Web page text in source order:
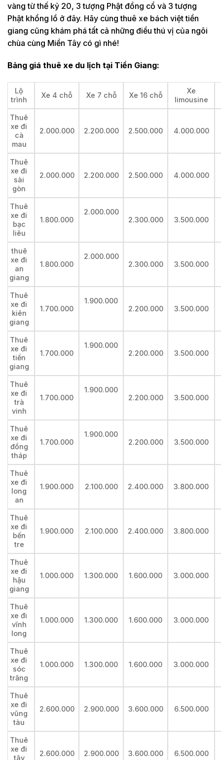
vàng từ thế kỷ 20, 3 tượng Phật đồng cổ và 3 tượng
Phật khổng lồ ở đây. Hãy cùng thuê xe bách việt tiền
giang cũng khám phá tất cả những điều thú vị của ngôi
chùa cùng Miền Tây có gì nhé!
Bảng giá thuê xe du lịch tại Tiền Giang:
Lộ
trình
Xe 4 chỗ Xe 7 chỗ Xe 16 chỗ
Xe
limousine
Thuê
xe đi
cà
mau
2.000.000 2.200.000 2.500.000 4.000.000
Thuê
xe đi
sài
gòn
2.000.000 2.200.000 2.500.000 4.000.000
Thuê
xe đi
bạc
liêu
1.800.000
2.000.000
2.300.000
3.500.000
thuê
xe đi
an
giang
1.800.000
2.000.000
2.300.000
3.500.000
Thuê
xe đi
kiên
giang
1.700.000
1.900.000
2.200.000
3.500.000
Thuê
xe đi
tiền
giang
1.700.000
1.900.000
2.200.000
3.500.000
Thuê
xe đi
trà
vinh
1.700.000
1.900.000
2.200.000
3.500.000
Thuê
xe đi
đồng
tháp
1.700.000
1.900.000
2.200.000
3.500.000
Thuê
xe đi
long
an
1.900.000 2.100.000 2.400.000 3.800.000
Thuê
xe đi
bến
tre
1.900.000 2.100.000 2.400.000 3.800.000
Thuê
xe đi
hậu
giang
1.000.000 1.300.000 1.600.000 3.000.000
Thuê
xe đi
vĩnh
long
1.000.000 1.300.000 1.600.000 3.000.000
Thuê
xe đi
sóc
trăng
1.000.000 1.300.000 1.600.000 3.000.000
Thuê
xe đi
vũng
tàu
2.600.000 2.900.000 3.600.000 6.500.000
Thuê
xe đi
tây
2.600.000 2.900.000 3.600.000 6.500.000